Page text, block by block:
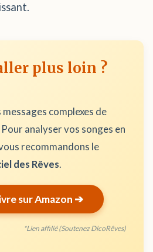
plus loin ?
complexes de
analyser vos songes en
recommandons le
des Rêves.
sur Amazon ➔
*Lien affilié (Soutenez DicoRêves)